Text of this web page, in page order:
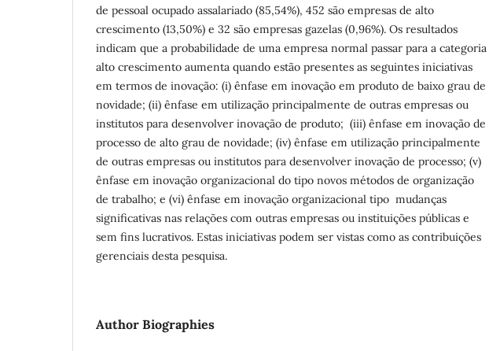
de pessoal ocupado assalariado (85,54%), 452 são empresas de alto
crescimento (13,50%) e 32 são empresas gazelas (0,96%). Os resultados
indicam que a probabilidade de uma empresa normal passar para a categoria
alto crescimento aumenta quando estão presentes as seguintes iniciativas
em termos de inovação: (i) ênfase em inovação em produto de baixo grau de
novidade; (ii) ênfase em utilização principalmente de outras empresas ou
institutos para desenvolver inovação de produto; (iii) ênfase em inovação de
processo de alto grau de novidade; (iv) ênfase em utilização principalmente
de outras empresas ou institutos para desenvolver inovação de processo; (v)
ênfase em inovação organizacional do tipo novos métodos de organização
de trabalho; e (vi) ênfase em inovação organizacional tipo mudanças
significativas nas relações com outras empresas ou instituições públicas e
sem fins lucrativos. Estas iniciativas podem ser vistas como as contribuições
gerenciais desta pesquisa.
Author Biographies